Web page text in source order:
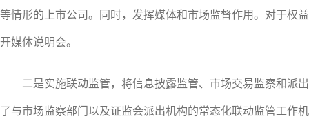
等情形的上市公司。同时，发挥媒体和市场监督作用。对于权
开媒体说明会。
二是实施联动监管，将信息披露监管、市场交易监察和派
了与市场监察部门以及证监会派出机构的常态化联动监管工作